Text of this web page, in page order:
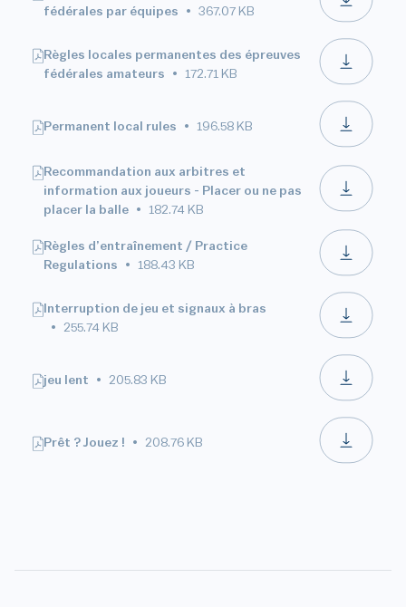
fédérales par équipes
367.07 KB
Règles locales permanentes des épreuves
fédérales amateurs
172.71 KB
Permanent local rules 196.58 KB
Recommandation aux arbitres et
information aux joueurs - Placer ou ne pas
placer la balle
182.74 KB
Règles d’entraînement / Practice
Regulations
188.43 KB
Interruption de jeu et signaux à bras
255.74 KB
jeu lent 205.83 KB
Prêt ? Jouez ! 208.76 KB